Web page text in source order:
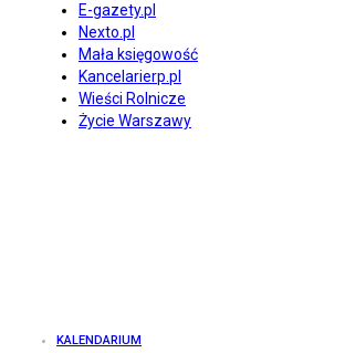
E-gazety.pl
Nexto.pl
Mała księgowość
Kancelarierp.pl
Wieści Rolnicze
Życie Warszawy
KALENDARIUM